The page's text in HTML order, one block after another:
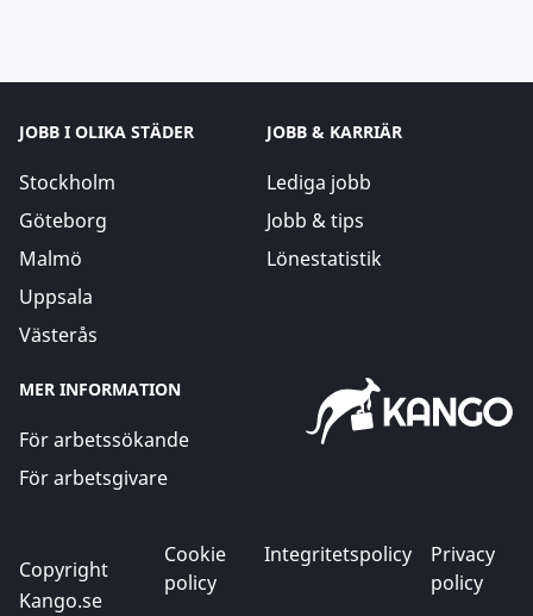
JOBB I OLIKA STÄDER
Stockholm
Göteborg
Malmö
Uppsala
Västerås
JOBB & KARRIÄR
Lediga jobb
Jobb & tips
Lönestatistik
MER INFORMATION
För arbetssökande
För arbetsgivare
Copyright
Kango.se
Cookie
policy
Integritetspolicy
Privacy
policy